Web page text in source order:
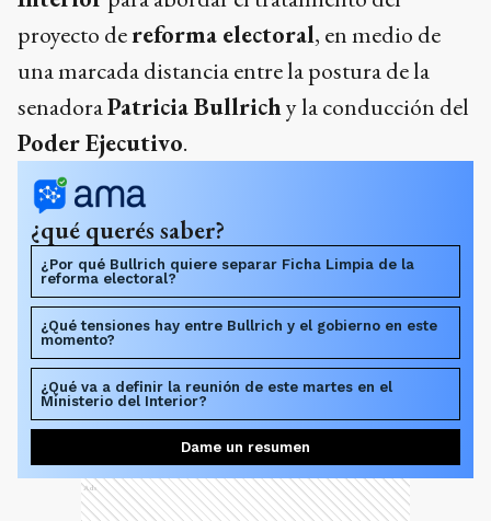
proyecto dereforma electoral, en medio de
una marcada distancia entre la postura de la
senadoraPatricia Bullrichy la conducción del
Poder Ejecutivo.
¿qué querés saber?
¿Por qué Bullrich quiere separar Ficha Limpia de la
reforma electoral?
¿Qué tensiones hay entre Bullrich y el gobierno en este
momento?
¿Qué va a definir la reunión de este martes en el
Ministerio del Interior?
Dame un resumen
Ads